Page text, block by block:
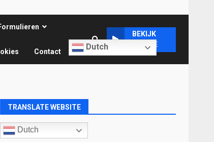
Contact Dutch
BEKIJK
ONLINE
TRANSLATE WEBSITE
Dutch